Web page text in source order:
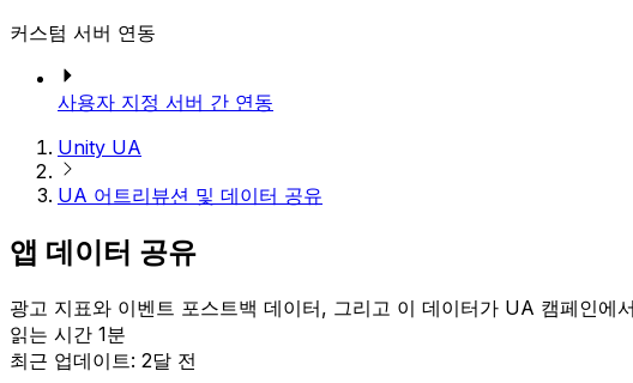
커스텀 서버 연동
사용자 지정 서버 간 연동
Unity UA
UA 어트리뷰션 및 데이터 공유
앱 데이터 공유
광고 지표와 이벤트 포스트백 데이터, 그리고 이 데이터가 UA 캠페인에
읽는 시간 1분
최근 업데이트: 2달 전